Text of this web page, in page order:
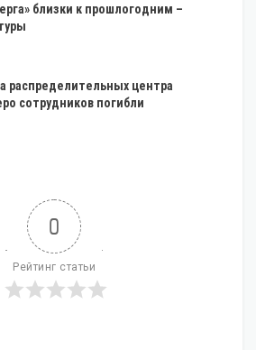
близки к прошлогодним –
распределительных центра
сотрудников погибли
0
Рейтинг статьи